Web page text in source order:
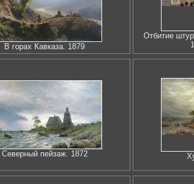
В горах Кавказа. 1879
Отбитие
Северный пейзаж. 1872